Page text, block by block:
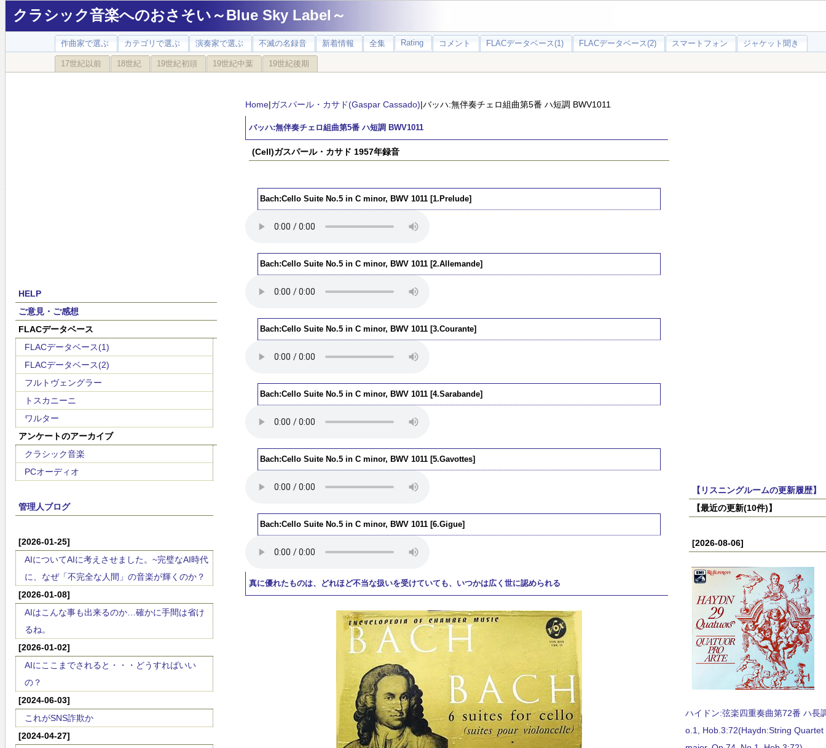
クラシック音楽へのおさそい～Blue Sky Label～
作曲家で選ぶ カテゴリで選ぶ 演奏家で選ぶ 不滅の名録音 新着情報 全集 Rating コメント FLACデータベース(1) FLACデータベース(2) スマートフォン ジャケット聞き
17世紀以前 18世紀 19世紀初頭 19世紀中葉 19世紀後期
HELP
ご意見・ご感想
FLACデータベース
FLACデータベース(1)
FLACデータベース(2)
フルトヴェングラー
トスカニーニ
ワルター
アンケートのアーカイブ
クラシック音楽
PCオーディオ
管理人ブログ
[2026-01-25]
AIについてAIに考えさせました。~完璧なAI時代
に、なぜ「不完全な人間」の音楽が輝くのか？
[2026-01-08]
AIはこんな事も出来るのか…確かに手間は省け
るね。
[2026-01-02]
AIにここまでされると・・・どうすればいい
の？
[2024-06-03]
これがSNS詐欺か
[2024-04-27]
Home|ガスパール・カサド(Gaspar Cassado)|バッハ:無伴奏チェロ組曲第5番 ハ短調 BWV1011
バッハ:無伴奏チェロ組曲第5番 ハ短調 BWV1011
(Cell)ガスパール・カサド 1957年録音
Bach:Cello Suite No.5 in C minor, BWV 1011 [1.Prelude]
Bach:Cello Suite No.5 in C minor, BWV 1011 [2.Allemande]
Bach:Cello Suite No.5 in C minor, BWV 1011 [3.Courante]
Bach:Cello Suite No.5 in C minor, BWV 1011 [4.Sarabande]
Bach:Cello Suite No.5 in C minor, BWV 1011 [5.Gavottes]
Bach:Cello Suite No.5 in C minor, BWV 1011 [6.Gigue]
真に優れたものは、どれほど不当な扱いを受けていても、いつかは広く世に認められる
【リスニングルームの更新履歴】
【最近の更新(10件)】
[2026-08-06]
ハイドン:弦楽四重奏曲第72番 ハ長
o.1, Hob.3:72(Haydn:String Quartet